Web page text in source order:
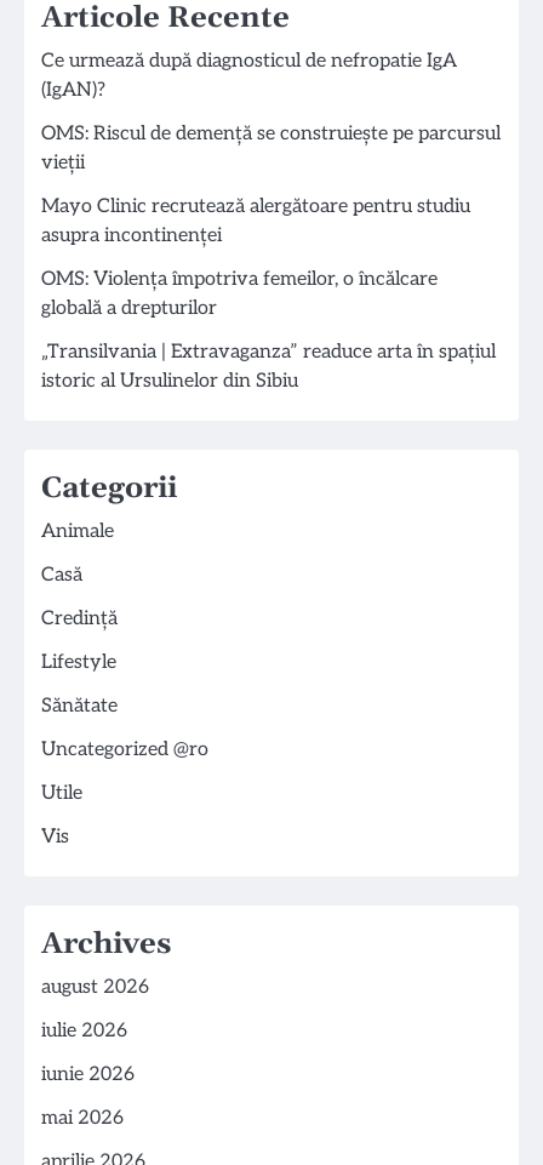
Articole Recente
Ce urmează după diagnosticul de nefropatie IgA
(IgAN)?
OMS: Riscul de demență se construiește pe parcursul
vieții
Mayo Clinic recrutează alergătoare pentru studiu
asupra incontinenței
OMS: Violența împotriva femeilor, o încălcare
globală a drepturilor
„Transilvania | Extravaganza” readuce arta în spațiul
istoric al Ursulinelor din Sibiu
Categorii
Animale
Casă
Credință
Lifestyle
Sănătate
Uncategorized @ro
Utile
Vis
Archives
august 2026
iulie 2026
iunie 2026
mai 2026